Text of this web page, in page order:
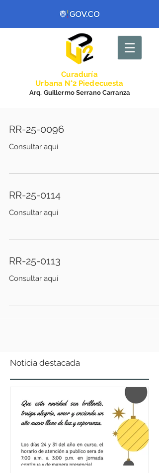
Curaduría
Urbana N°2 Piedecuesta
Arq. Guillermo Serrano Carranza
RR-25-0096
Consultar aquí
RR-25-0114
Consultar aquí
RR-25-0113
Consultar aquí
Noticia destacada